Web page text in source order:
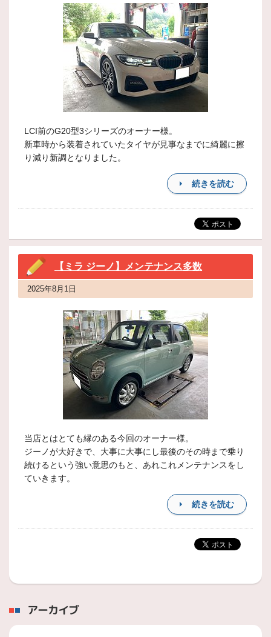
LCI前のG20型3シリーズのオーナー様。
新車時から装着されていたタイヤが見事なまでに綺麗に擦
り減り新調となりました。
続きを読む
【ミラ ジーノ】メンテナンス多数
2025年8月1日
当店とはとても縁のある今回のオーナー様。
ジーノが大好きで、大事に大事にし最後のその時まで乗り
続けるという強い意思のもと、あれこれメンテナンスをし
ていきます。
続きを読む
アーカイブ